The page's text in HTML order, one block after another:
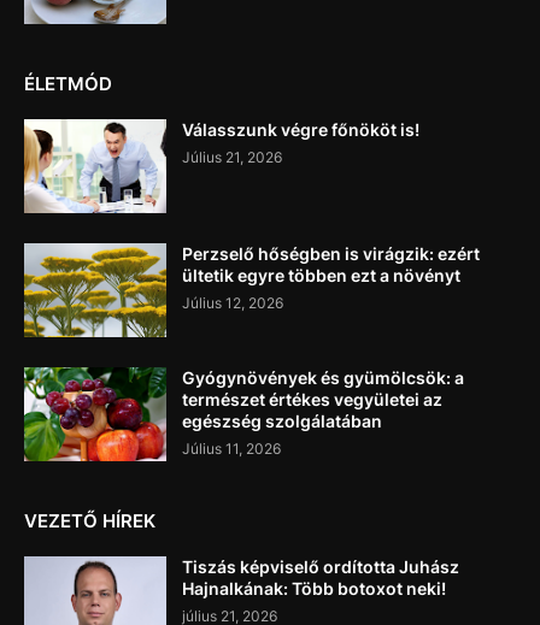
ÉLETMÓD
Válasszunk végre főnököt is!
Július 21, 2026
Perzselő hőségben is virágzik: ezért
ültetik egyre többen ezt a növényt
Július 12, 2026
Gyógynövények és gyümölcsök: a
természet értékes vegyületei az
egészség szolgálatában
Július 11, 2026
VEZETŐ HÍREK
Tiszás képviselő ordította Juhász
Hajnalkának: Több botoxot neki!
július 21, 2026